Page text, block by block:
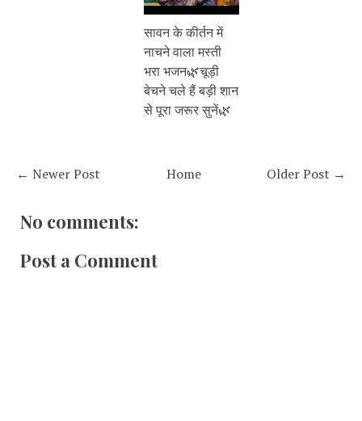
सावन के कीर्तन में
नाचने वाला मस्ती
भरा भजन🌿चूड़ी
बेचने चले हैं बड़ी शान
से पूरा जरूर सुनें🌿
← Newer Post Older Post →
Home
No comments:
Post a Comment